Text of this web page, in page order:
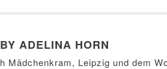
ADELINA HORN
Mädchenkram, Leipzig und dem